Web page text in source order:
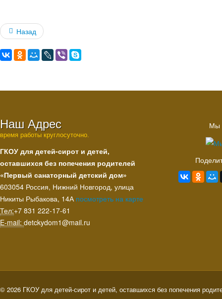
Назад
Наш Адрес
время работы круглосуточно.
ГКОУ для детей-сирот и детей,
оставшихся без попечения родителей
«Первый санаторный детский дом»
603054 Россия, Нижний Новгород, улица
Никиты Рыбакова, 14А посмотреть на карте
Тел:+7 831 222‑17-61
E-mail: detckydom1@mail.ru
Мы
© 2026 ГКОУ для детей-сирот и детей, оставшихся без попечения